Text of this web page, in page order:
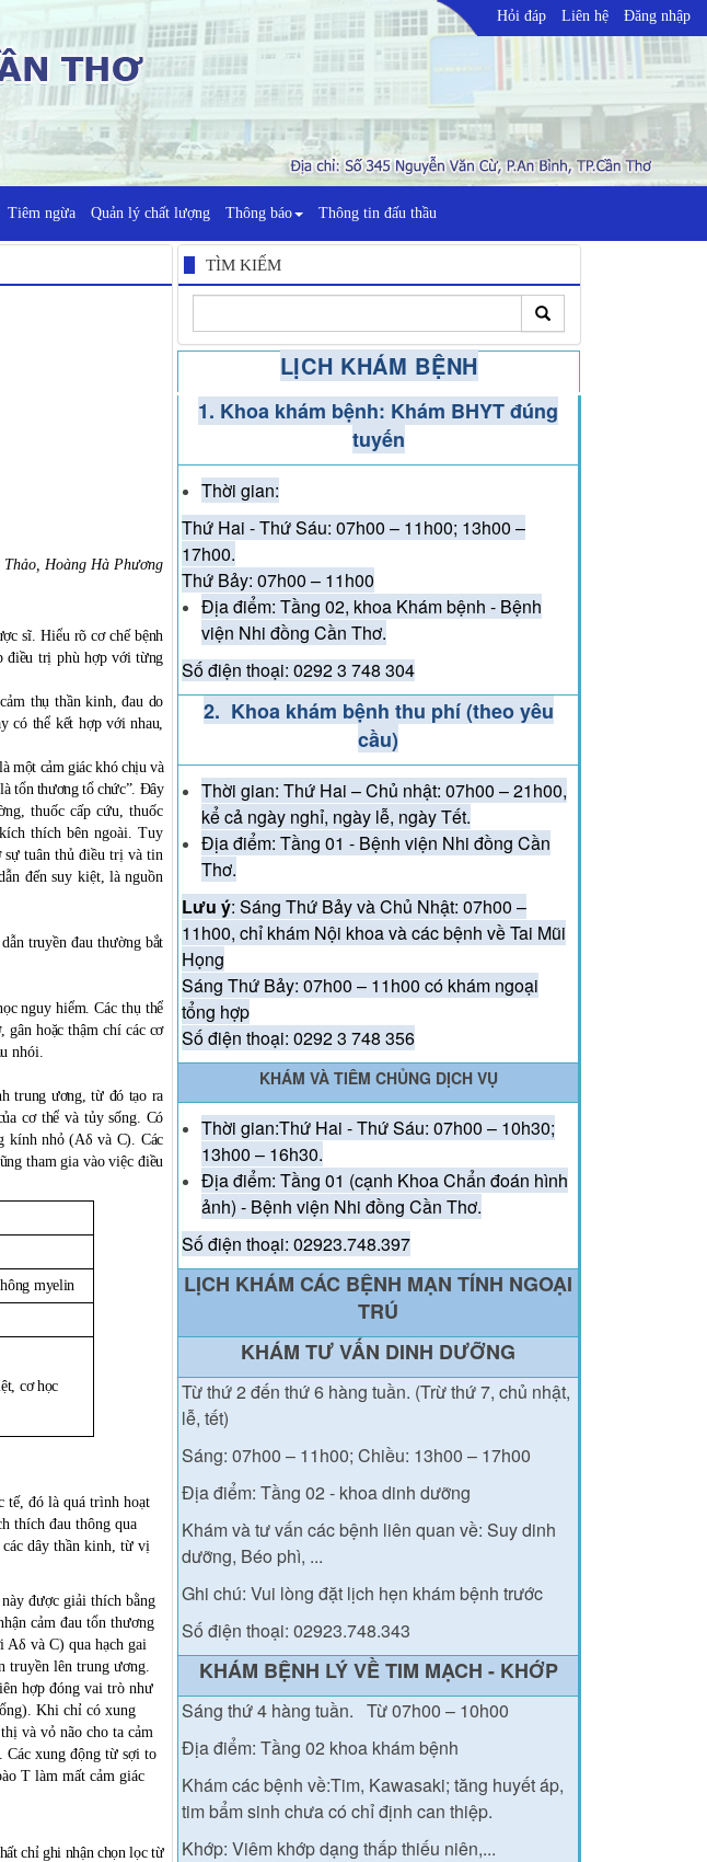
Hỏi đáp Liên hệ Đăng nhập
Tiêm ngừa Quản lý chất lượng Thông báo Thông tin đấu thầu
Hoàng Hà Phương
sĩ. Hiểu rõ cơ chế bệnh
điều trị phù hợp với từng
thụ thần kinh, đau do
có thể kết hợp với nhau,
một cảm giác khó chịu và
tổn thương tổ chức”. Đây
thuốc cấp cứu, thuốc
thích bên ngoài. Tuy
sự tuân thủ điều trị và tin
đến suy kiệt, là nguồn
truyền đau thường bắt
nguy hiểm. Các thụ thể
gân hoặc thậm chí các cơ
nhói.
trung ương, từ đó tạo ra
cơ thể và tủy sống. Có
kính nhỏ (Aδ và C). Các
tham gia vào việc điều
myelin
cơ học
tế, đó là quá trình hoạt
thích đau thông qua
dây thần kinh, từ vị
được giải thích bằng
cảm đau tổn thương
Aδ và C) qua hạch gai
truyền lên trung ương.
hợp đóng vai trò như
Khi chỉ có xung
và vỏ não cho ta cảm
Các xung động từ sợi to
T làm mất cảm giác
chỉ ghi nhận chọn lọc từ
TÌM KIẾM
LỊCH KHÁM BỆNH
1. Khoa khám bệnh: Khám BHYT đúng
tuyến
Thời gian:
Thứ Hai - Thứ Sáu: 07h00 – 11h00; 13h00 –
17h00.
Thứ Bảy: 07h00 – 11h00
Địa điểm: Tầng 02, khoa Khám bệnh - Bệnh
viện Nhi đồng Cần Thơ.
Số điện thoại: 0292 3 748 304
2. Khoa khám bệnh thu phí (theo yêu
cầu)
Thời gian: Thứ Hai – Chủ nhật: 07h00 – 21h00,
kể cả ngày nghỉ, ngày lễ, ngày Tết.
Địa điểm: Tầng 01 - Bệnh viện Nhi đồng Cần
Thơ.
Lưu ý: Sáng Thứ Bảy và Chủ Nhật: 07h00 –
11h00, chỉ khám Nội khoa và các bệnh về Tai Mũi
Họng
Sáng Thứ Bảy: 07h00 – 11h00 có khám ngoại
tổng hợp
Số điện thoại: 0292 3 748 356
KHÁM VÀ TIÊM CHỦNG DỊCH VỤ
Thời gian:Thứ Hai - Thứ Sáu: 07h00 – 10h30;
13h00 – 16h30.
Địa điểm: Tầng 01 (cạnh Khoa Chẩn đoán hình
ảnh) - Bệnh viện Nhi đồng Cần Thơ.
Số điện thoại: 02923.748.397
LỊCH KHÁM CÁC BỆNH MẠN TÍNH NGOẠI
TRÚ
KHÁM TƯ VẤN DINH DƯỠNG
Từ thứ 2 đến thứ 6 hàng tuần. (Trừ thứ 7, chủ nhật,
lễ, tết)
Sáng: 07h00 – 11h00; Chiều: 13h00 – 17h00
Địa điểm: Tầng 02 - khoa dinh dưỡng
Khám và tư vấn các bệnh liên quan về: Suy dinh
dưỡng, Béo phì, ...
Ghi chú: Vui lòng đặt lịch hẹn khám bệnh trước
Số điện thoại: 02923.748.343
KHÁM BỆNH LÝ VỀ TIM MẠCH - KHỚP
Sáng thứ 4 hàng tuần. Từ 07h00 – 10h00
Địa điểm: Tầng 02 khoa khám bệnh
Khám các bệnh về:Tim, Kawasaki; tăng huyết áp,
tim bẩm sinh chưa có chỉ định can thiệp.
Khớp: Viêm khớp dạng thấp thiếu niên,...